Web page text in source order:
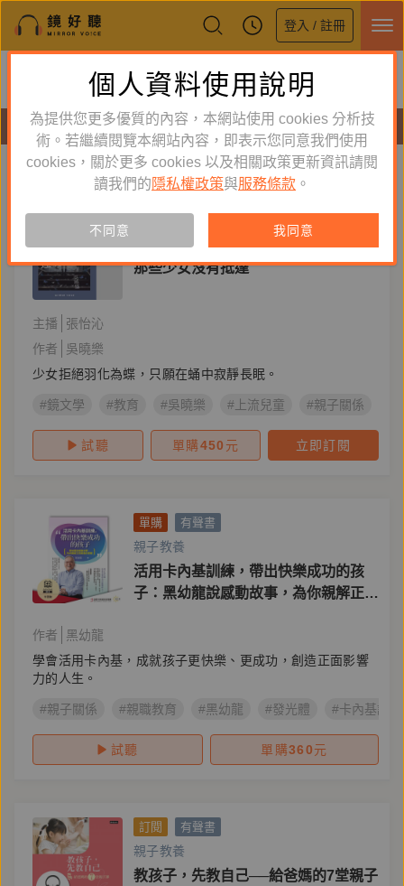
登入 / 註冊
鏡好聽全新APP上線
體驗全面升級，即刻下載
有聲書
親子關係 新到舊 舊到新
有聲書
那些少女沒有抵達
主播
張怡沁
作者
吳曉樂
少女拒絕羽化為蝶，只願在蛹中寂靜長眠。
#鏡文學 #教育 #吳曉樂 #上流兒童 #親子關係
試聽 單購450 元 立即訂閱
單購 有聲書
親子教養
活用卡內基訓練，帶出快樂成功的孩
子：黑幼龍說感動故事，為你親解正向
作者
黑幼龍
學會活用卡內基，成就孩子更快樂、更成功，創造正面影響
力的人生。
#親子關係 #親職教育 #黑幼龍 #發光體 #卡內基訓練
試聽 單購360元
訂閱 有聲書
親子教養
教孩子，先教自己──給爸媽的7堂親子
個人資料使用說明
為提供您更多優質的內容，本網站使用 cookies 分析技
術。若繼續閱覽本網站內容，即表示您同意我們使用
cookies，關於更多 cookies 以及相關政策更新資訊請閱
讀我們的 隱私權政策與服務條款 。
不同意 我同意